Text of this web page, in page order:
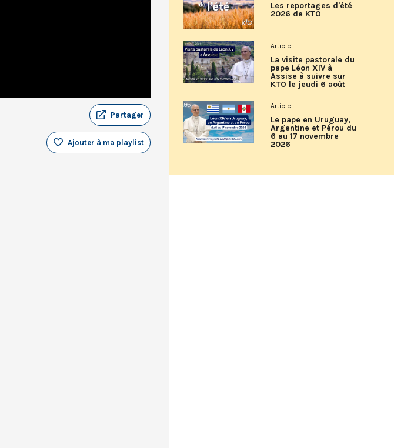
Partager
Ajouter à ma playlist
Les reportages d'été
2026 de KTO
Article
La visite pastorale du
pape Léon XIV à
Assise à suivre sur
KTO le jeudi 6 août
Article
Le pape en Uruguay,
Argentine et Pérou du
6 au 17 novembre
2026